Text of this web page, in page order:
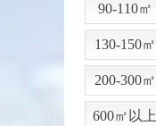
90-110㎡
130-150㎡
200-300㎡
600㎡以上